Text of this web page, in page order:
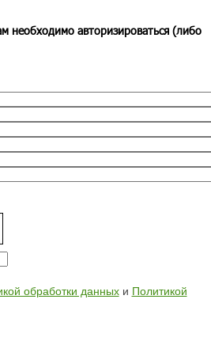
необходимо авторизироваться (либо
обработки данныхи Политикой